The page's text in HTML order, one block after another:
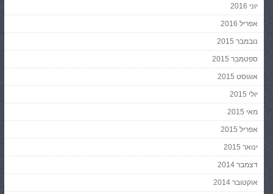
יוני 2016
אפריל 2016
נובמבר 2015
ספטמבר 2015
אוגוסט 2015
יולי 2015
מאי 2015
אפריל 2015
ינואר 2015
דצמבר 2014
אוקטובר 2014